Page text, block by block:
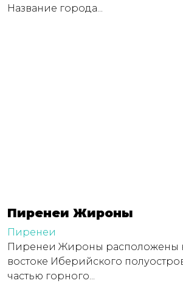
Название города...
Пиренеи Жироны
Пиренеи
Пиренеи Жироны расположены
востоке Иберийского
частью горного...